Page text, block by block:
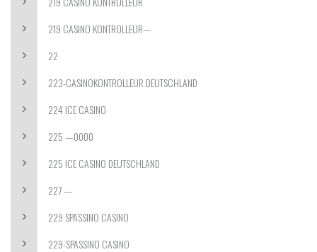
219 CASINO KONTROLLEUR—
22
223-CASINOKONTROLLEUR DEUTSCHLAND
224 ICE CASINO
225 —0000
225 ICE CASINO DEUTSCHLAND
227 —
229 SPASSINO CASINO
229-SPASSINO CASINO